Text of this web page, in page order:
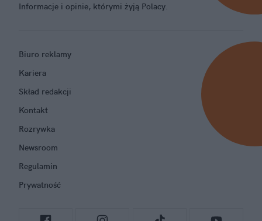
Informacje i opinie, którymi żyją Polacy.
Biuro reklamy
Kariera
Skład redakcji
Kontakt
Rozrywka
Newsroom
Regulamin
Prywatność